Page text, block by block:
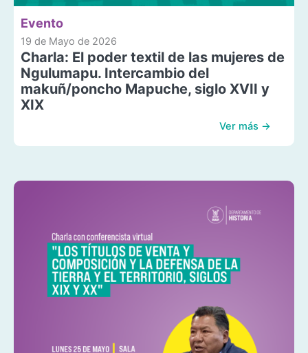
Evento
19 de Mayo de 2026
Charla: El poder textil de las mujeres de
Ngulumapu. Intercambio del
makuñ/poncho Mapuche, siglo XVII y
XIX
Ver más →